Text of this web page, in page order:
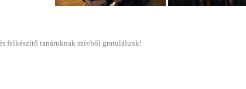
felkészítő tanáruknak szívből gratulálunk!